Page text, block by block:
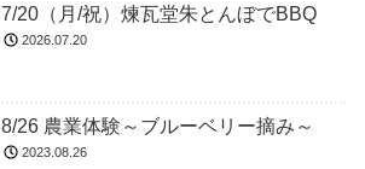
7/20（月/祝）煉瓦堂朱とんぼでBBQ
2026.07.20
8/26 農業体験～ブルーベリー摘み～
2023.08.26